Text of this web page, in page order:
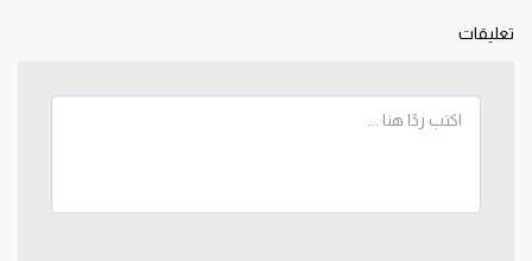
تعليقات